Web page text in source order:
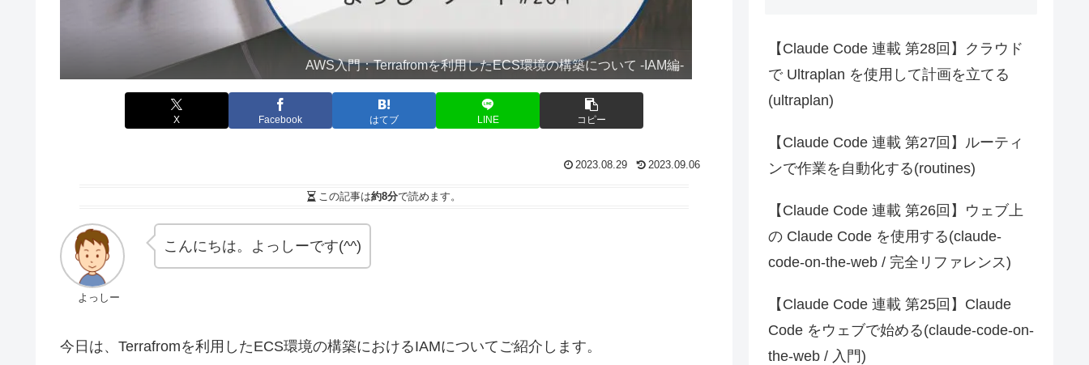
AWS入門：Terrafromを利用したECS環境の構築について -IAM編-
X Facebook はてブ LINE コピー
2023.08.29 2023.09.06
この記事は約8分で読めます。
よっしー
こんにちは。よっしーです(^^)
今日は、Terrafromを利用したECS環境の構築におけるIAMについてご紹介します。
【Claude Code 連載 第28回】クラウド
で Ultraplan を使用して計画を立てる
(ultraplan)
【Claude Code 連載 第27回】ルーティ
ンで作業を自動化する(routines)
【Claude Code 連載 第26回】ウェブ上
の Claude Code を使用する(claude-
code-on-the-web / 完全リファレンス)
【Claude Code 連載 第25回】Claude
Code をウェブで始める(claude-code-on-
the-web / 入門)